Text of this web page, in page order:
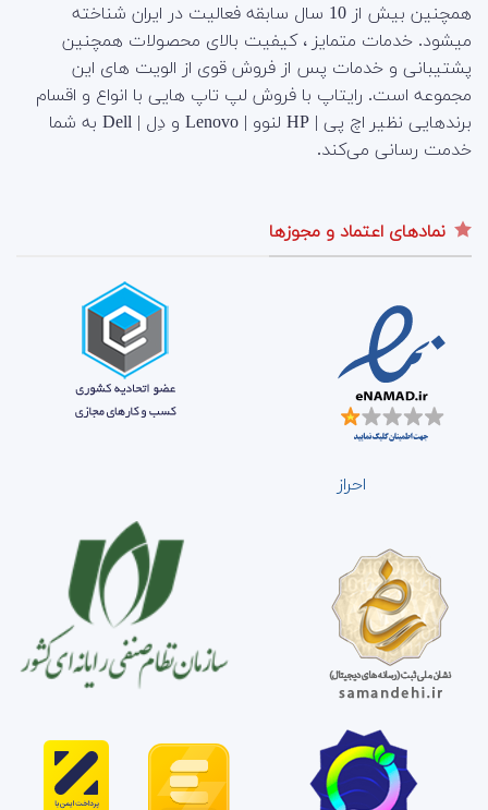
همچنین بیش از 10 سال سابقه فعالیت در ایران شناخته
میشود. خدمات متمایز ، کیفیت بالای محصولات همچنین
پشتیبانی و خدمات پس از فروش قوی از الویت های این
مجموعه است. رایتاپ با فروش لپ تاپ هایی با انواع و اقسام
برندهایی نظیر اچ پی | HP لنوو | Lenovo و دِل | Dell به شما
خدمت رسانی می‌کند.
نمادهای اعتماد و مجوزها
احراز